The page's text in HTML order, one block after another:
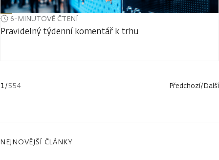
6-MINUTOVÉ ČTENÍ
Pravidelný týdenní komentář k trhu
1/554 Předchozí/Další
NEJNOVĚJŠÍ ČLÁNKY